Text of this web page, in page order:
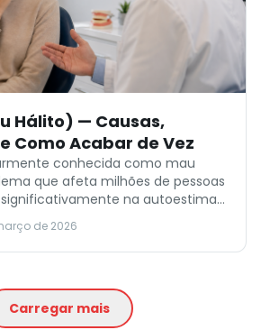
Hálito) — Causas,
Como Acabar de Vez
conhecida como mau
que afeta milhões de pessoas
na autoestima
a boca ao falar, saiba que não
guia completo vai ajudá-lo a
de 2026
Carregar mais